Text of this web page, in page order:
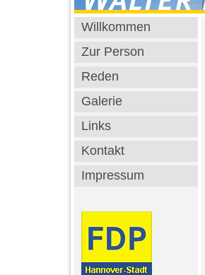
Willkommen
Zur Person
Reden
Galerie
Links
Kontakt
Impressum